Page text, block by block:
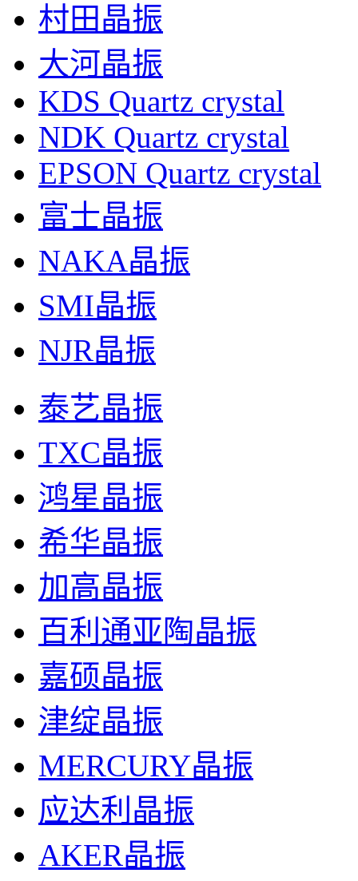
村田晶振
大河晶振
KDS Quartz crystal
NDK Quartz crystal
EPSON Quartz crystal
富士晶振
NAKA晶振
SMI晶振
NJR晶振
泰艺晶振
TXC晶振
鸿星晶振
希华晶振
加高晶振
百利通亚陶晶振
嘉硕晶振
津绽晶振
MERCURY晶振
应达利晶振
AKER晶振